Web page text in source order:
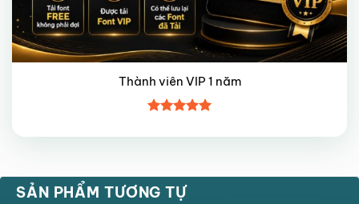
Thành viên VIP 1 năm
hạng55
SẢN PHẨM TƯƠNG TỰ
VIP